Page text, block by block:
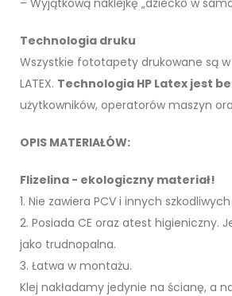
Technologia druku
Wszystkie fototapety drukowane są
LATEX. Technologia HP Latex jest
użytkowników, operatorów maszyn
OPIS MATERIAŁÓW:
Flizelina - ekologiczny materiał!
1. Nie zawiera PCV i innych
2. Posiada CE oraz atest higieniczny.
jako trudnopalna.
3. Łatwa w montażu.
Klej nakładamy jedynie na ścianę, a